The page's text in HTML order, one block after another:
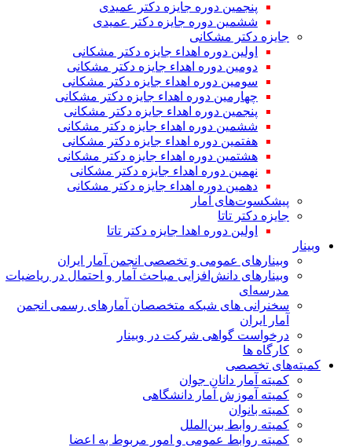
پنجمین دوره جایزه دکتر عمیدی
ششمین دوره جایزه دکتر عمیدی
جایزه دکتر مشکانی
اولین دوره اهداء جایزه دکتر مشکانی
دومین دوره اهداء جایزه دکتر مشکانی
سومین دوره اهداء جایزه دکتر مشکانی
چهارمین دوره اهداء جایزه دکتر مشکانی
پنجمین دوره اهداء جایزه دکتر مشکانی
ششمین دوره اهداء جایزه دکتر مشکانی
هفتمین دوره اهداء جایزه دکتر مشکانی
هشتمین دوره اهداء جایزه دکتر مشکانی
نهمین دوره اهداء جایزه دکتر مشکانی
دهمین دوره اهداء جایزه دکتر مشکانی
پیشکسوت‌های آمار
جایزه دکتر تاتا
اولین دوره اهدا جایزه دکتر تاتا
وبینار
وبینارهای عمومی و تخصصی انجمن آمار ایران
وبینارهای دانش‌افزایی مباحث آمار و احتمال در ریاضیات
مدرسه‌ای
سخنرانی های شبکه متخصصان آمارهای رسمی انجمن
آمار ایران
درخواست گواهی شرکت در وبینار
کارگاه ها
کمیته‌های تخصصی
کمیته آمار دانان جوان
کمیته آموزش آمار دانشگاهی
کمیته بانوان
کمیته روابط بین‌الملل
کمیته روابط عمومی و امور مربوط به اعضا